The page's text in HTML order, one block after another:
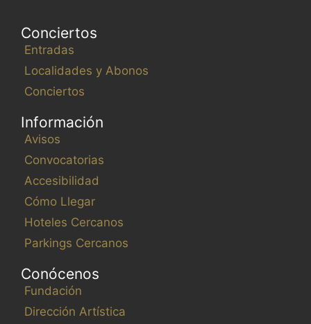
Conciertos
Entradas
Localidades y Abonos
Conciertos
Información
Avisos
Convocatorias
Accesibilidad
Cómo Llegar
Hoteles Cercanos
Parkings Cercanos
Conócenos
Fundación
Dirección Artística